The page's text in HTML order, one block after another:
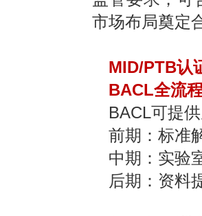
市场布局奠定
MID/PTB认
BACL全流
BACL可提
前期：标准
中期：实验
后期：资料